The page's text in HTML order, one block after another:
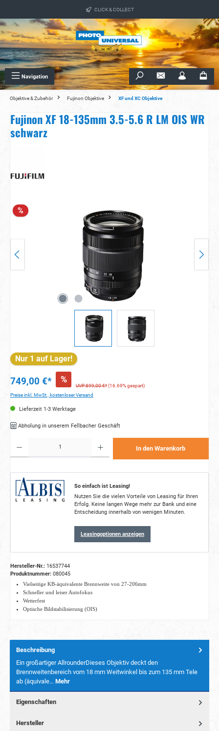
CLICK & COLLECT
Navigation
Objektive & Zubehör Fujinon Objektive XF und XC Objektive
Fujinon XF 18-135mm 3.5-5.6 R LM OIS WR
schwarz
%
Nur 1 auf Lager!
749,00 €* %
UVP 899,00 €*(16.69% gespart)
Preise inkl. MwSt., kostenloser Versand
Lieferzeit 1-3 Werktage
Abholung in unserem Fellbacher Geschäft
In den Warenkorb
So einfach ist Leasing!
Nutzen Sie die vielen Vorteile von Leasing für Ihren
Erfolg. Keine langen Wege mehr zur Bank und eine
Entscheidung innerhalb von wenigen Minuten.
Leasingoptionen anzeigen
Hersteller-Nr.: 16537744
Produktnummer: 080045
Vielseitige KB-äquivalente Brennweite von 27-206mm
Schneller und leiser Autofokus
Wetterfest
Optische Bildstabilisierung (OIS)
Beschreibung
Ein großartiger AllrounderDieses Objektiv deckt den
Brennweitenbereich vom 18 mm Weitwinkel bis zum 135 mm Tele
ab (äquivale… Mehr
Eigenschaften
Hersteller